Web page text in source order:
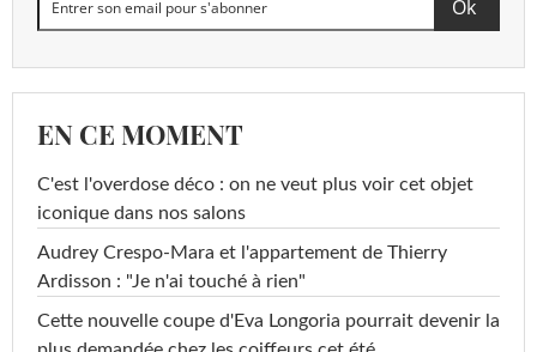
EN CE MOMENT
C'est l'overdose déco : on ne veut plus voir cet objet
iconique dans nos salons
Audrey Crespo-Mara et l'appartement de Thierry
Ardisson : "Je n'ai touché à rien"
Cette nouvelle coupe d'Eva Longoria pourrait devenir la